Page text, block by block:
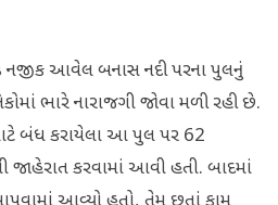
નજીક આવેલ બનાસ નદી પરના પુલનું
ભારે નારાજગી જોવા મળી રહી છે.
બંધ કરાયેલા આ પુલ પર 62
જાહેરાત કરવામાં આવી હતી. બાદમાં